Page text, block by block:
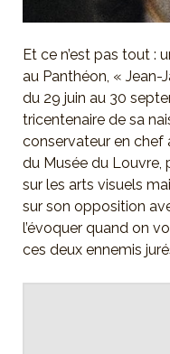
Et ce n’est pas tout :
au Panthéon, « Jean-
du 29 juin au 30
tricentenaire de sa
conservateur en chef
du Musée du Louvre,
sur les arts visuels
sur son opposition
l’évoquer quand on
ces deux ennemis